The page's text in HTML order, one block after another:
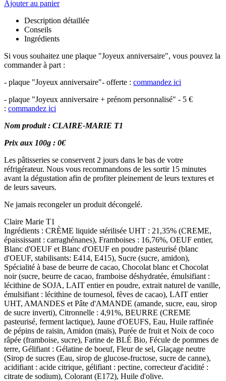
Ajouter au panier
Description détaillée
Conseils
Ingrédients
Si vous souhaitez une plaque "Joyeux anniversaire", vous pouvez la
commander à part :
- plaque "Joyeux anniversaire"- offerte : commandez ici
- plaque "Joyeux anniversaire + prénom personnalisé" - 5 €
: commandez ici
Nom produit : CLAIRE-MARIE T1
Prix aux 100g : 0€
Les pâtisseries se conservent 2 jours dans le bas de votre
réfrigérateur. Nous vous recommandons de les sortir 15 minutes
avant la dégustation afin de profiter pleinement de leurs textures et
de leurs saveurs.
Ne jamais recongeler un produit décongelé.
Claire Marie T1
Ingrédients : CRÈME liquide stérilisée UHT : 21,35% (CREME,
épaississant : carraghénanes), Framboises : 16,76%, OEUF entier,
Blanc d'OEUF et Blanc d'OEUF en poudre pasteurisé (blanc
d'OEUF, stabilisants: E414, E415), Sucre (sucre, amidon),
Spécialité à base de beurre de cacao, Chocolat blanc et Chocolat
noir (sucre, beurre de cacao, framboise déshydratée, émulsifiant :
lécithine de SOJA, LAIT entier en poudre, extrait naturel de vanille,
émulsifiant : lécithine de tournesol, fèves de cacao), LAIT entier
UHT, AMANDES et Pâte d'AMANDE (amande, sucre, eau, sirop
de sucre inverti), Citronnelle : 4,91%, BEURRE (CREME
pasteurisé, ferment lactique), Jaune d'OEUFS, Eau, Huile raffinée
de pépins de raisin, Amidon (maïs), Purée de fruit et Noix de coco
râpée (framboise, sucre), Farine de BLÉ Bio, Fécule de pommes de
terre, Gélifiant : Gélatine de boeuf, Fleur de sel, Glaçage neutre
(Sirop de sucres (Eau, sirop de glucose-fructose, sucre de canne),
acidifiant : acide citrique, gélifiant : pectine, correcteur d'acidité :
citrate de sodium), Colorant (E172), Huile d'olive.